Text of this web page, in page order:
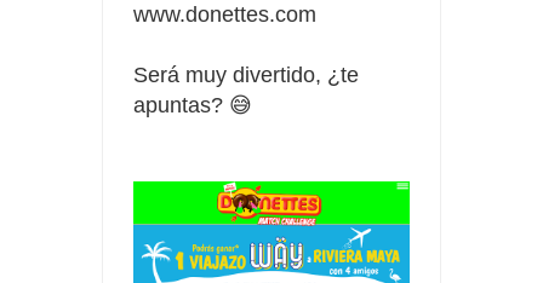
www.donettes.com
Será muy divertido, ¿te
apuntas? 😅